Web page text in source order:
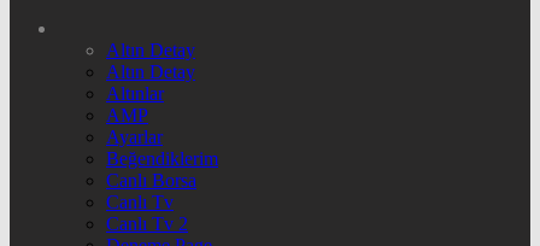
Altın Detay
Altın Detay
Altınlar
AMP
Ayarlar
Beğendiklerim
Canlı Borsa
Canlı Tv
Canlı Tv 2